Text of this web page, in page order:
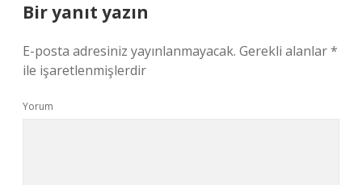
Bir yanıt yazın
E-posta adresiniz yayınlanmayacak. Gerekli alanlar*
ile işaretlenmişlerdir
Yorum